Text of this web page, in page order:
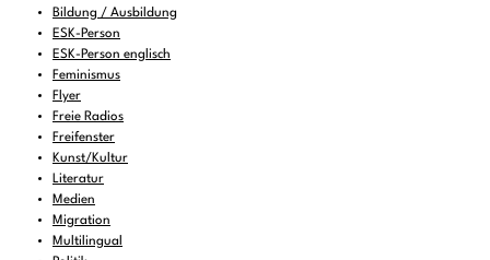
10:00 - 11:00 FREIRAD Musik
11:00 - 11:06 BBC News
11:06
12:00 - 13:00
13:00 - 13:06
13:06
13:22 - 16:00
Bildung / Ausbildung
ESK-Person
ESK-Person englisch
Feminismus
Flyer
Freie Radios
Freifenster
Kunst/Kultur
Literatur
Medien
Migration
Multilingual